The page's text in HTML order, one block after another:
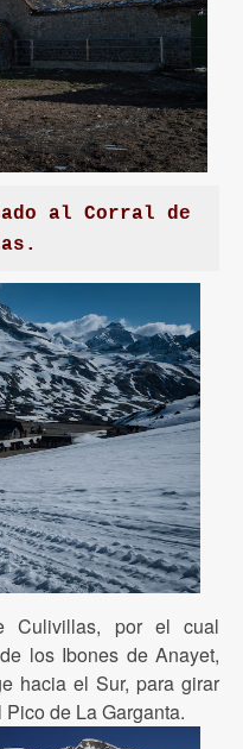
al Corral de
Culivillas, por el cual
los Ibones de Anayet,
hacia el Sur, para girar
de La Garganta.